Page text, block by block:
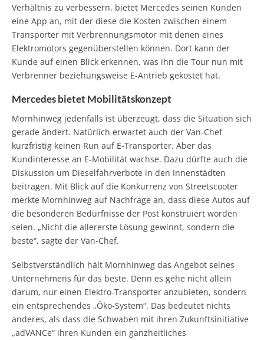
Verhältnis zu verbessern, bietet Mercedes seinen Kunden
eine App an, mit der diese die Kosten zwischen einem
Transporter mit Verbrennungsmotor mit denen eines
Elektromotors gegenüberstellen können. Dort kann der
Kunde auf einen Blick erkennen, was ihn die Tour nun mit
Verbrenner beziehungsweise E-Antrieb gekostet hat.
Mercedes bietet Mobilitätskonzept
Mornhinweg jedenfalls ist überzeugt, dass die Situation sich
gerade ändert. Natürlich erwartet auch der Van-Chef
kurzfristig keinen Run auf E-Transporter. Aber das
Kundinteresse an E-Mobilität wachse. Dazu dürfte auch die
Diskussion um Dieselfahrverbote in den Innenstädten
beitragen. Mit Blick auf die Konkurrenz von Streetscooter
merkte Mornhinweg auf Nachfrage an, dass diese Autos auf
die besonderen Bedürfnisse der Post konstruiert worden
seien. „Nicht die allererste Lösung gewinnt, sondern die
beste“, sagte der Van-Chef.
Selbstverständlich hält Mornhinweg das Angebot seines
Unternehmens für das beste. Denn es gehe nicht allein
darum, nur einen Elektro-Transporter anzubieten, sondern
ein entsprechendes „Öko-System“. Das bedeutet nichts
anderes, als dass die Schwaben mit ihren Zukunftsinitiative
„adVANCe“ ihren Kunden ein ganzheitliches